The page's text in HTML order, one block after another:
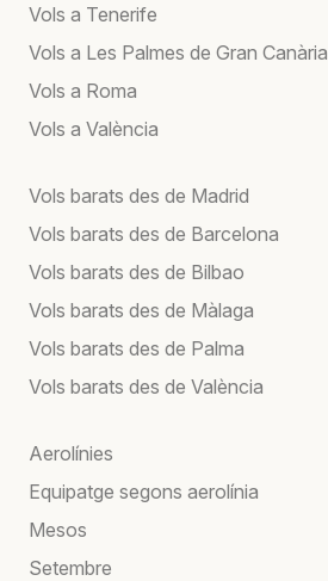
Vols a Tenerife
Vols a Les Palmes de Gran Canària
Vols a Roma
Vols a València
Vols barats des de Madrid
Vols barats des de Barcelona
Vols barats des de Bilbao
Vols barats des de Màlaga
Vols barats des de Palma
Vols barats des de València
Aerolínies
Equipatge segons aerolínia
Mesos
Setembre